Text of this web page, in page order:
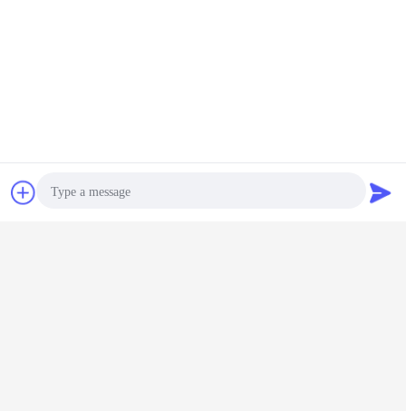
Bavarder